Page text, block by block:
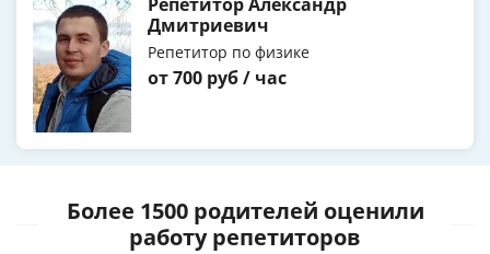
Дмитриевич
Репетитор по физике
от 700 руб / час
Более 1500 родителей оценили
работу репетиторов